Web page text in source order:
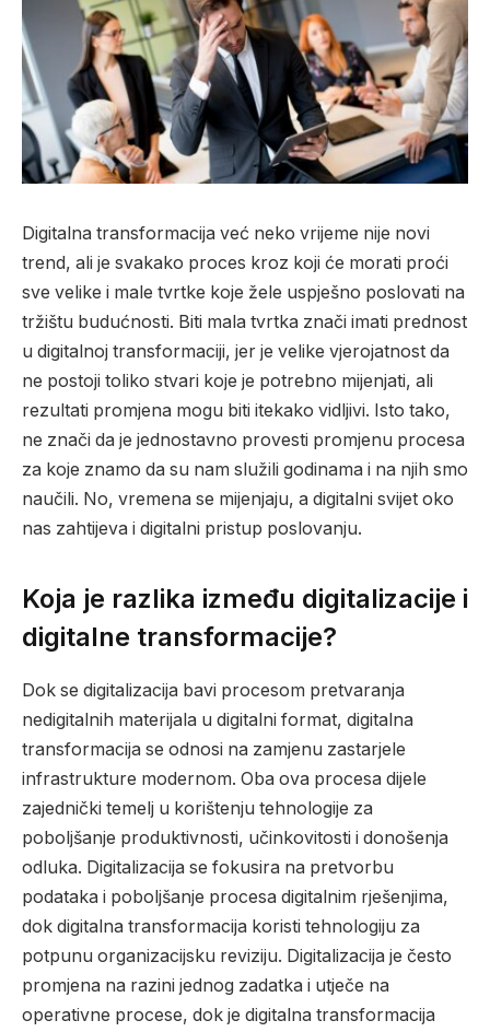
Digitalna transformacija već neko vrijeme nije novi
trend, ali je svakako proces kroz koji će morati proći
sve velike i male tvrtke koje žele uspješno poslovati na
tržištu budućnosti. Biti mala tvrtka znači imati prednost
u digitalnoj transformaciji, jer je velike vjerojatnost da
ne postoji toliko stvari koje je potrebno mijenjati, ali
rezultati promjena mogu biti itekako vidljivi. Isto tako,
ne znači da je jednostavno provesti promjenu procesa
za koje znamo da su nam služili godinama i na njih smo
naučili. No, vremena se mijenjaju, a digitalni svijet oko
nas zahtijeva i digitalni pristup poslovanju.
Koja je razlika između digitalizacije i
digitalne transformacije?
Dok se digitalizacija bavi procesom pretvaranja
nedigitalnih materijala u digitalni format, digitalna
transformacija se odnosi na zamjenu zastarjele
infrastrukture modernom. Oba ova procesa dijele
zajednički temelj u korištenju tehnologije za
poboljšanje produktivnosti, učinkovitosti i donošenja
odluka. Digitalizacija se fokusira na pretvorbu
podataka i poboljšanje procesa digitalnim rješenjima,
dok digitalna transformacija koristi tehnologiju za
potpunu organizacijsku reviziju. Digitalizacija je često
promjena na razini jednog zadatka i utječe na
operativne procese, dok je digitalna transformacija